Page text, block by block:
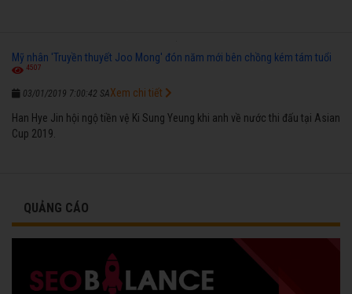
Mỹ nhân 'Truyền thuyết Joo Mong' đón năm mới bên chồng kém tám tuổi
4507
03/01/2019 7:00:42 SA
Han Hye Jin hội ngộ tiền vệ Ki Sung Yeung khi anh về nước thi đấu tại Asian
Cup 2019.
Xem chi tiết
QUẢNG CÁO